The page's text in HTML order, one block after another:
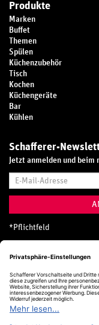
Produkte
Marken
Buffet
Themen
Spülen
Küchenzubehör
Tisch
Kochen
Küchengeräte
Bar
Kühlen
Schafferer-
Jetzt anmelden und beim
Mail-
* Pflichtfeld
Hotline
0800 20 70
Kostenlos aus dem
24 Stunden / 365 Tage im